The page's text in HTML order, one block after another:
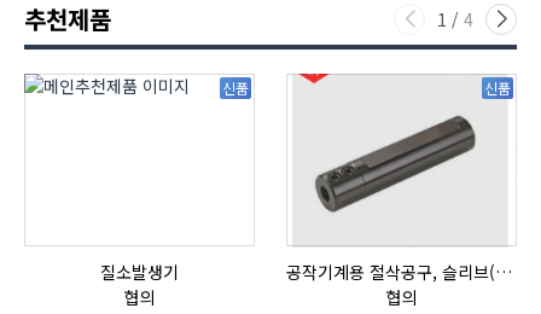
추천제품 1 / 4
신품
질소발생기
협의
신품
공작기계용 절삭공구, 슬리브(SLEEVE)
협의